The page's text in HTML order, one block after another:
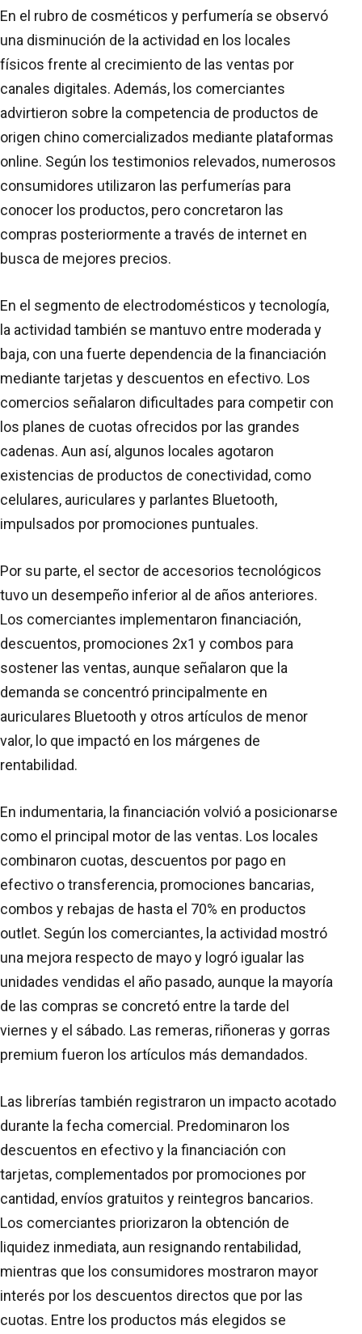
En el rubro de cosméticos y perfumería se observó
una disminución de la actividad en los locales
físicos frente al crecimiento de las ventas por
canales digitales. Además, los comerciantes
advirtieron sobre la competencia de productos de
origen chino comercializados mediante plataformas
online. Según los testimonios relevados, numerosos
consumidores utilizaron las perfumerías para
conocer los productos, pero concretaron las
compras posteriormente a través de internet en
busca de mejores precios.
En el segmento de electrodomésticos y tecnología,
la actividad también se mantuvo entre moderada y
baja, con una fuerte dependencia de la financiación
mediante tarjetas y descuentos en efectivo. Los
comercios señalaron dificultades para competir con
los planes de cuotas ofrecidos por las grandes
cadenas. Aun así, algunos locales agotaron
existencias de productos de conectividad, como
celulares, auriculares y parlantes Bluetooth,
impulsados por promociones puntuales.
Por su parte, el sector de accesorios tecnológicos
tuvo un desempeño inferior al de años anteriores.
Los comerciantes implementaron financiación,
descuentos, promociones 2x1 y combos para
sostener las ventas, aunque señalaron que la
demanda se concentró principalmente en
auriculares Bluetooth y otros artículos de menor
valor, lo que impactó en los márgenes de
rentabilidad.
En indumentaria, la financiación volvió a posicionarse
como el principal motor de las ventas. Los locales
combinaron cuotas, descuentos por pago en
efectivo o transferencia, promociones bancarias,
combos y rebajas de hasta el 70% en productos
outlet. Según los comerciantes, la actividad mostró
una mejora respecto de mayo y logró igualar las
unidades vendidas el año pasado, aunque la mayoría
de las compras se concretó entre la tarde del
viernes y el sábado. Las remeras, riñoneras y gorras
premium fueron los artículos más demandados.
Las librerías también registraron un impacto acotado
durante la fecha comercial. Predominaron los
descuentos en efectivo y la financiación con
tarjetas, complementados por promociones por
cantidad, envíos gratuitos y reintegros bancarios.
Los comerciantes priorizaron la obtención de
liquidez inmediata, aun resignando rentabilidad,
mientras que los consumidores mostraron mayor
interés por los descuentos directos que por las
cuotas. Entre los productos más elegidos se